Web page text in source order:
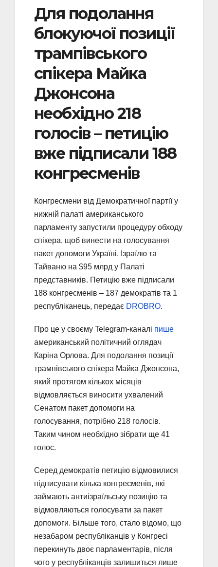
Для подолання
блокуючої позиції
трампівського
спікера Майка
Джонсона
необхідно 218
голосів – петицію
вже підписали 188
конгресменів
Конгресмени від Демократичної партії у
нижній палаті американського
парламенту запустили процедуру обходу
спікера, щоб винести на голосування
пакет допомоги Україні, Ізраїлю та
Тайваню на $95 млрд у Палаті
представників. Петицію вже підписали
188 конгресменів – 187 демократів та 1
республіканець, передає DROBRO.
Про це у своєму Telegram-каналі пише
американський політичний оглядач
Каріна Орлова. Для подолання позиції
трампівського спікера Майка Джонсона,
який протягом кількох місяців
відмовляється виносити ухвалений
Сенатом пакет допомоги на
голосування, потрібно 218 голосів.
Таким чином необхідно зібрати ще 41
голос.
Серед демократів петицію відмовилися
підписувати кілька конгресменів, які
займають антиізраїльську позицію та
відмовляються голосувати за пакет
допомоги. Більше того, стало відомо, що
незабаром республіканців у Конгресі
перекинуть двоє парламентарів, після
чого у республіканців залишиться лише